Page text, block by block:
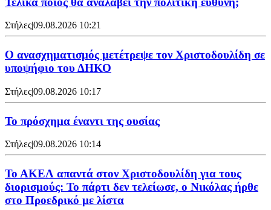
Στήλες|09.08.2026 10:21
Ο ανασχηματισμός μετέτρεψε τον Χριστοδουλίδη σε
υποψήφιο του ΔΗΚΟ
Στήλες|09.08.2026 10:17
Το πρόσχημα έναντι της ουσίας
Στήλες|09.08.2026 10:14
Το ΑΚΕΛ απαντά στον Χριστοδουλίδη για τους
διορισμούς: Το πάρτι δεν τελείωσε, ο Νικόλας ήρθε
στο Προεδρικό με λίστα